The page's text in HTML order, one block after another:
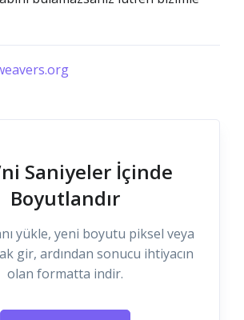
Saniyeler İçinde
Boyutlandır
yükle, yeni boyutu piksel veya
gir, ardından sonucu ihtiyacın
olan formatta indir.